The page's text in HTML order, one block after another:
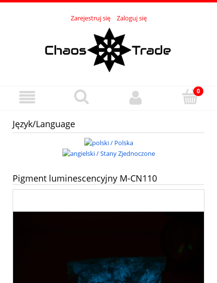
Zarejestruj się Zaloguj się
Język/Language
Pigment luminescencyjny M-CN110